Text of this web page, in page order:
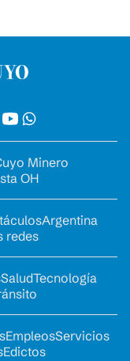
Minero
OH
Argentina
redes
SaludTecnología
EmpleosServicios
Edictos